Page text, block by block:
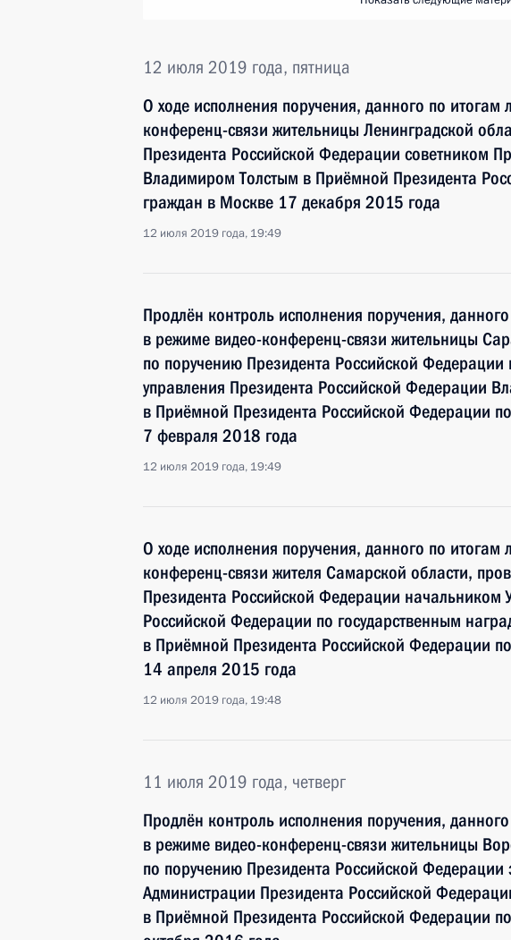
12 июля 2019 года, пятница
О ходе исполнения поручения, данного по
конференц-связи жительницы Ленинградской
Президента Российской Федерации советником
Владимиром Толстым в Приёмной Президента
граждан в Москве 17 декабря 2015 года
12 июля 2019 года, 19:49
Продлён контроль исполнения поручения,
в режиме видео-конференц-связи жительницы
по поручению Президента Российской Федерации
управления Президента Российской Федерации
в Приёмной Президента Российской Федерации
7 февраля 2018 года
12 июля 2019 года, 19:49
О ходе исполнения поручения, данного по
конференц-связи жителя Самарской области,
Президента Российской Федерации начальником
Российской Федерации по государственным
в Приёмной Президента Российской Федерации
14 апреля 2015 года
12 июля 2019 года, 19:48
11 июля 2019 года, четверг
Продлён контроль исполнения поручения,
в режиме видео-конференц-связи жительницы
по поручению Президента Российской Федерации
Администрации Президента Российской
в Приёмной Президента Российской Федерации